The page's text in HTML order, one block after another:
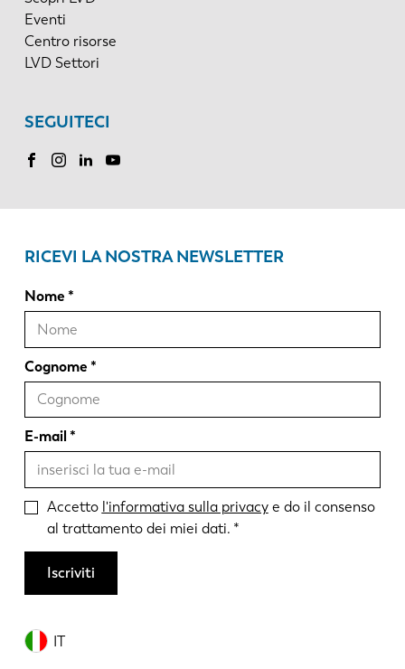
Eventi
Centro risorse
LVD Settori
SEGUITECI
IT
RICEVI LA NOSTRA NEWSLETTER
Nome
Cognome
E-mail
Accetto l'informativa sulla privacye do il consenso
al trattamento dei miei dati.
Iscriviti